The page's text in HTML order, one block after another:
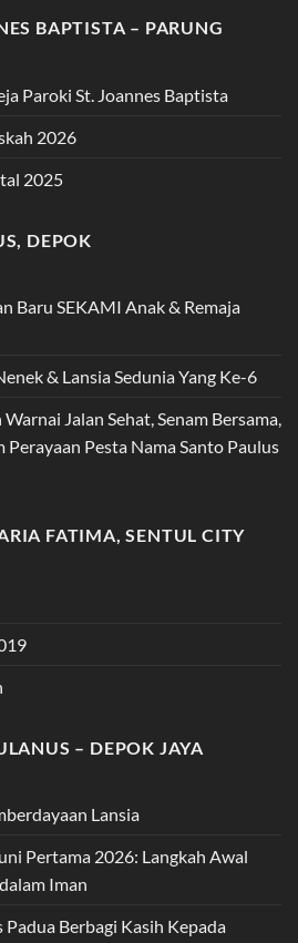
BAPTISTA – PARUNG
Paroki St. Joannes Baptista
2026
2025
DEPOK
Baru SEKAMI Anak & Remaja
& Lansia Sedunia Yang Ke-6
Jalan Sehat, Senam Bersama,
Pesta Nama Santo Paulus
FATIMA, SENTUL CITY
– DEPOK JAYA
Lansia
Pertama 2026: Langkah Awal
Iman
Berbagi Kasih Kepada